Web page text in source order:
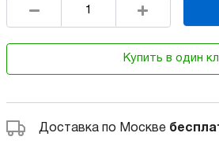
Купить в один
Доставка по Москве